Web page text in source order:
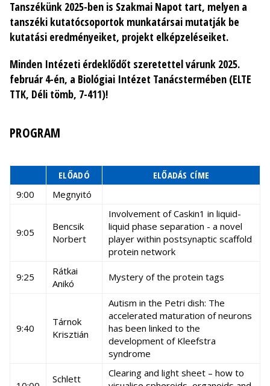
Tanszékünk 2025-ben is Szakmai Napot tart, melyen a
tanszéki kutatócsoportok munkatársai mutatják be
kutatási eredményeiket, projekt elképzeléseiket.
Minden Intézeti érdeklődőt szeretettel várunk 2025.
február 4-én, a Biológiai Intézet Tanácstermében (ELTE
TTK, Déli tömb, 7-411)!
PROGRAM
ELŐADÓ
ELŐADÁS CÍME
9:00
Megnyitó
9:05
Bencsik
Norbert
Involvement of Caskin1 in liquid-
liquid phase separation - a novel
player within postsynaptic scaffold
protein network
9:25
Rátkai
Anikó
Mystery of the protein tags
9:40
Tárnok
Krisztián
Autism in the Petri dish: The
accelerated maturation of neurons
has been linked to the
development of Kleefstra
syndrome
Schlett
Clearing and light sheet – how to